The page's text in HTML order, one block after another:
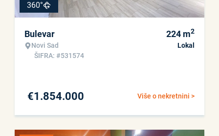
360°
Bulevar
Novi Sad
ŠIFRA: #531574
224 m2
Lokal
Više o nekretnini >
€1.854.000